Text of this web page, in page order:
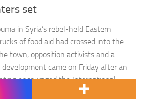
set
in Syria’s rebel-held Eastern
of food aid had crossed into the
town, opposition activists and a
came on Friday after an
encouraged the International
Cross (ICRC) to send the…